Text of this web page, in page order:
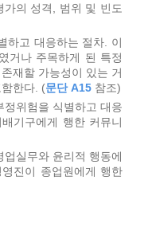
의 성격, 범위 및 빈도
하고 대응하는 절차. 이
거나 주목하게 된 특정
재할 가능성이 있는 거
한다. (문단 A15 참조)
위험을 식별하고 대응
기구에게 행한 커뮤니
실무와 윤리적 행동에
진이 종업원에게 행한